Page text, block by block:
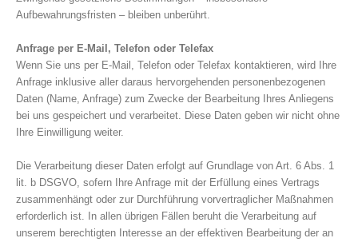
Aufbewahrungsfristen – bleiben unberührt.
Anfrage per E-Mail, Telefon oder Telefax
Wenn Sie uns per E-Mail, Telefon oder Telefax kontaktieren, wird Ihre
Anfrage inklusive aller daraus hervorgehenden personenbezogenen
Daten (Name, Anfrage) zum Zwecke der Bearbeitung Ihres Anliegens
bei uns gespeichert und verarbeitet. Diese Daten geben wir nicht ohne
Ihre Einwilligung weiter.
Die Verarbeitung dieser Daten erfolgt auf Grundlage von Art. 6 Abs. 1
lit. b DSGVO, sofern Ihre Anfrage mit der Erfüllung eines Vertrags
zusammenhängt oder zur Durchführung vorvertraglicher Maßnahmen
erforderlich ist. In allen übrigen Fällen beruht die Verarbeitung auf
unserem berechtigten Interesse an der effektiven Bearbeitung der an